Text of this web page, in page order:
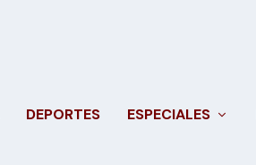
DEPORTES ESPECIALES